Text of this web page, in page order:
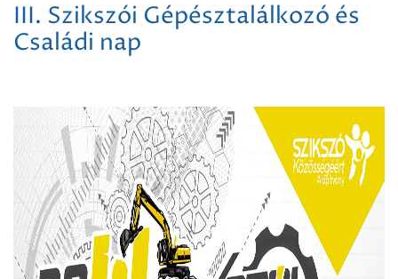
III. Szikszói Gépésztalálkozó és
Családi nap